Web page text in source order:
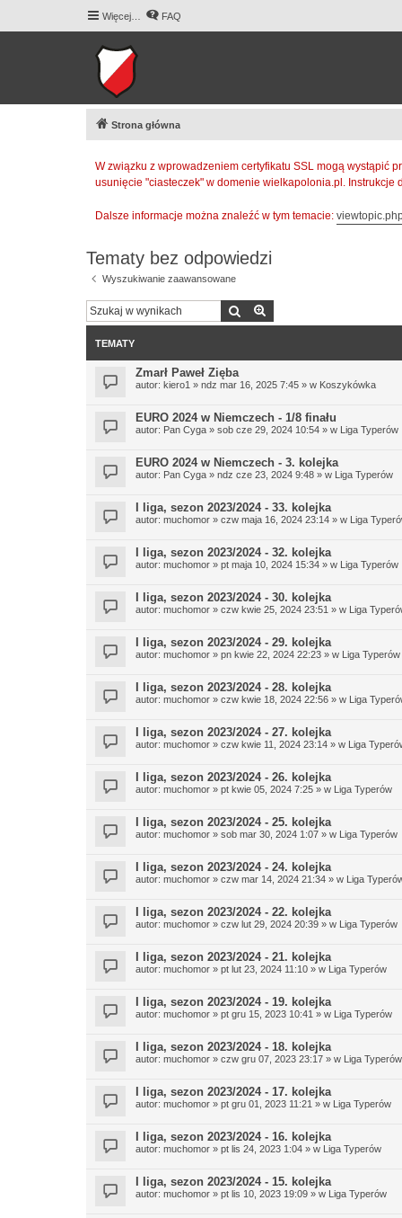
Więcej… FAQ
Strona główna
W związku z wprowadzeniem certyfikatu SSL mogą wystąpić
usunięcie "ciasteczek" w domenie wielkapolonia.pl.
Dalsze informacje można znaleźć w tym temacie:
Tematy bez odpowiedzi
Wyszukiwanie zaawansowane
Szukaj
TEMATY
Zmarł Paweł Zięba
autor: kiero1 » ndz mar 16, 2025 7:45 » w Koszykówka
EURO 2024 w Niemczech - 1/8 finału
autor: Pan Cyga » sob cze 29, 2024 10:54 » w Liga Typerów
EURO 2024 w Niemczech - 3. kolejka
autor: Pan Cyga » ndz cze 23, 2024 9:48 » w Liga Typerów
I liga, sezon 2023/2024 - 33. kolejka
autor: muchomor » czw maja 16, 2024 23:14 » w Liga
I liga, sezon 2023/2024 - 32. kolejka
autor: muchomor » pt maja 10, 2024 15:34 » w Liga Typerów
I liga, sezon 2023/2024 - 30. kolejka
autor: muchomor » czw kwie 25, 2024 23:51 » w Liga
I liga, sezon 2023/2024 - 29. kolejka
autor: muchomor » pn kwie 22, 2024 22:23 » w Liga Typerów
I liga, sezon 2023/2024 - 28. kolejka
autor: muchomor » czw kwie 18, 2024 22:56 » w Liga
I liga, sezon 2023/2024 - 27. kolejka
autor: muchomor » czw kwie 11, 2024 23:14 » w Liga
I liga, sezon 2023/2024 - 26. kolejka
autor: muchomor » pt kwie 05, 2024 7:25 » w Liga Typerów
I liga, sezon 2023/2024 - 25. kolejka
autor: muchomor » sob mar 30, 2024 1:07 » w Liga Typerów
I liga, sezon 2023/2024 - 24. kolejka
autor: muchomor » czw mar 14, 2024 21:34 » w Liga
I liga, sezon 2023/2024 - 22. kolejka
autor: muchomor » czw lut 29, 2024 20:39 » w Liga Typerów
I liga, sezon 2023/2024 - 21. kolejka
autor: muchomor » pt lut 23, 2024 11:10 » w Liga Typerów
I liga, sezon 2023/2024 - 19. kolejka
autor: muchomor » pt gru 15, 2023 10:41 » w Liga Typerów
I liga, sezon 2023/2024 - 18. kolejka
autor: muchomor » czw gru 07, 2023 23:17 » w Liga Typerów
I liga, sezon 2023/2024 - 17. kolejka
autor: muchomor » pt gru 01, 2023 11:21 » w Liga Typerów
I liga, sezon 2023/2024 - 16. kolejka
autor: muchomor » pt lis 24, 2023 1:04 » w Liga Typerów
I liga, sezon 2023/2024 - 15. kolejka
autor: muchomor » pt lis 10, 2023 19:09 » w Liga Typerów